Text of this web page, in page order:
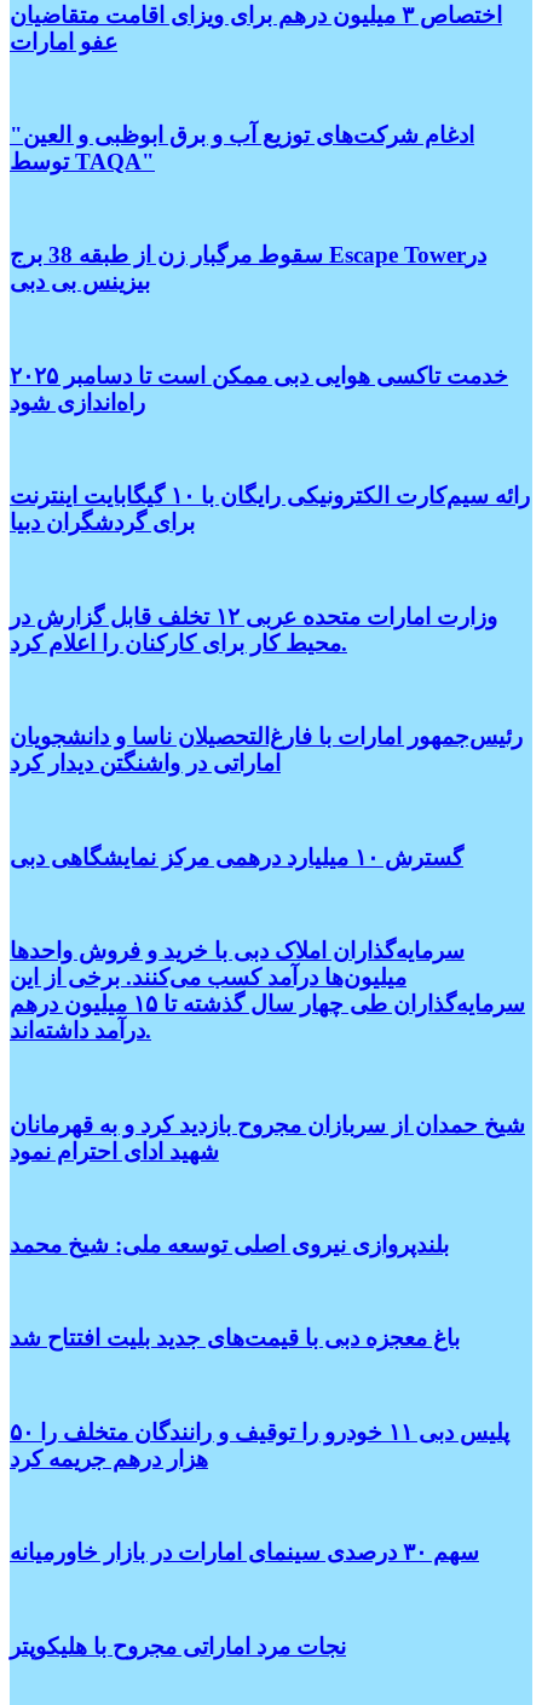
اختصاص ۳ میلیون درهم برای ویزای اقامت متقاضیان
عفو امارات
"ادغام شرکت‌های توزیع آب و برق ابوظبی و العین
توسط TAQA"
سقوط مرگبار زن از طبقه 38 برج Escape Towerدر
بیزینس بی دبی
خدمت تاکسی هوایی دبی ممکن است تا دسامبر ۲۰۲۵
راه‌اندازی شود
رائه سیم‌کارت الکترونیکی رایگان با ۱۰ گیگابایت اینترنت
برای گردشگران دبیا
وزارت امارات متحده عربی ۱۲ تخلف قابل گزارش در
محیط کار برای کارکنان را اعلام کرد.
رئیس‌جمهور امارات با فارغ‌التحصیلان ناسا و دانشجویان
اماراتی در واشنگتن دیدار کرد
گسترش ۱۰ میلیارد درهمی مرکز نمایشگاهی دبی
سرمایه‌گذاران املاک دبی با خرید و فروش واحدها
میلیون‌ها درآمد کسب می‌کنند. برخی از این
سرمایه‌گذاران طی چهار سال گذشته تا ۱۵ میلیون درهم
درآمد داشته‌اند.
شیخ حمدان از سربازان مجروح بازدید کرد و به قهرمانان
شهید ادای احترام نمود
بلندپروازی نیروی اصلی توسعه ملی: شیخ محمد
باغ معجزه دبی با قیمت‌های جدید بلیت افتتاح شد
پلیس دبی ۱۱ خودرو را توقیف و رانندگان متخلف را ۵۰
هزار درهم جریمه کرد
سهم ۳۰ درصدی سینمای امارات در بازار خاورمیانه
نجات مرد اماراتی مجروح با هلیکوپتر